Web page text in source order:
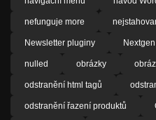
nefunguje more
Newsletter pluginy
nulled obrázky
odstranění html tagů
odstranění řazení produktů